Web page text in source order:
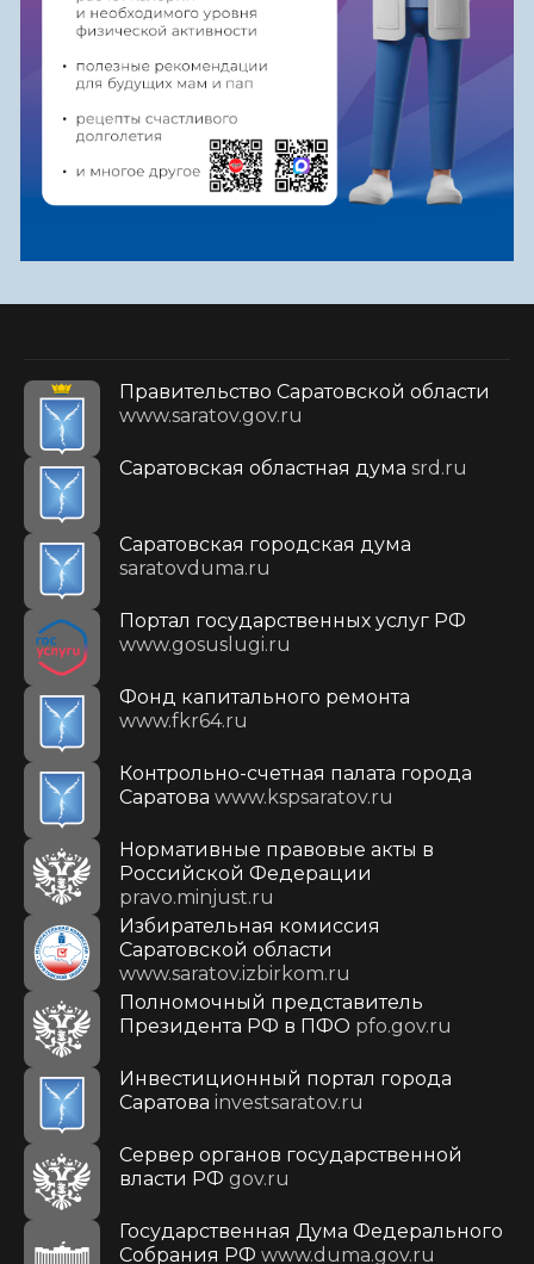
Правительство Саратовской области
www.saratov.gov.ru
Саратовская областная дума srd.ru
Саратовская городская дума
saratovduma.ru
Портал государственных услуг РФ
www.gosuslugi.ru
Фонд капитального ремонта
www.fkr64.ru
Контрольно-счетная палата города
Саратова www.kspsaratov.ru
Нормативные правовые акты в
Российской Федерации
pravo.minjust.ru
Избирательная комиссия
Саратовской области
www.saratov.izbirkom.ru
Полномочный представитель
Президента РФ в ПФО pfo.gov.ru
Инвестиционный портал города
Саратова investsaratov.ru
Сервер органов государственной
власти РФ gov.ru
Государственная Дума Федерального
Собрания РФ www.duma.gov.ru